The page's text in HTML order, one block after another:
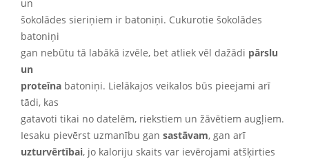
un
šokolādes sieriņiem ir batoniņi. Cukurotie šokolādes
batoniņi
gan nebūtu tā labākā izvēle, bet atliek vēl dažādi pārslu
un
proteīna batoniņi. Lielākajos veikalos būs pieejami arī
tādi, kas
gatavoti tikai no datelēm, riekstiem un žāvētiem augļiem.
Iesaku pievērst uzmanību gan sastāvam, gan arī
uzturvērtībai, jo kaloriju skaits var ievērojami atšķirties